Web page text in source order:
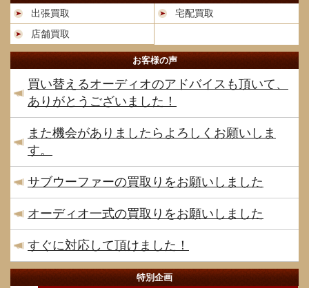
出張買取
宅配買取
店舗買取
お客様の声
買い替えるオーディオのアドバイスも頂いて、
ありがとうございました！
また機会がありましたらよろしくお願いしま
す。
サブウーファーの買取りをお願いしました
オーディオ一式の買取りをお願いしました
すぐに対応して頂けました！
特別企画